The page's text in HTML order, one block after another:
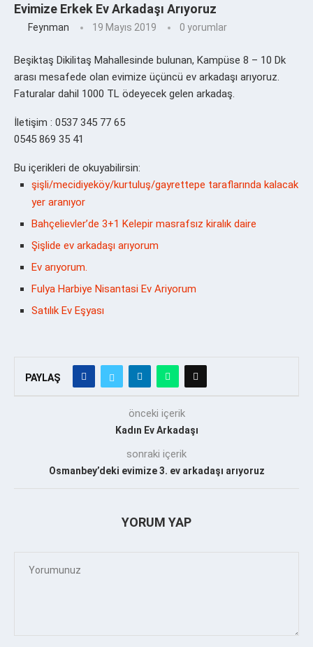
Evimize Erkek Ev Arkadaşı Arıyoruz
Feynman 19 Mayıs 2019 0 yorumlar
Beşiktaş Dikilitaş Mahallesinde bulunan, Kampüse 8 – 10 Dk
arası mesafede olan evimize üçüncü ev arkadaşı arıyoruz.
Faturalar dahil 1000 TL ödeyecek gelen arkadaş.
İletişim : 0537 345 77 65
0545 869 35 41
Bu içerikleri de okuyabilirsin:
şişli/mecidiyeköy/kurtuluş/gayrettepe taraflarında kalacak
yer aranıyor
Bahçelievler’de 3+1 Kelepir masrafsız kiralık daire
Şişlide ev arkadaşı arıyorum
Ev arıyorum.
Fulya Harbiye Nisantasi Ev Ariyorum
Satılık Ev Eşyası
PAYLAŞ
önceki içerik
Kadın Ev Arkadaşı
sonraki içerik
Osmanbey’deki evimize 3. ev arkadaşı arıyoruz
YORUM YAP